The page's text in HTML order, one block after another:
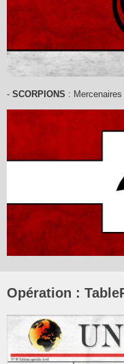
- SCORPIONS :
Opération :